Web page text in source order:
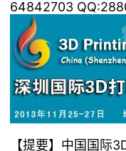
64842703
【提要】中国国际